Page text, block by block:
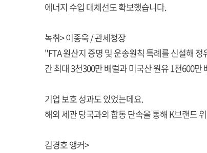
에너지 수입 대체선도 확보했습니다.
녹취> 이종욱 / 관세청장
"FTA 원산지 증명 및 운송원칙 특례를 신설해
간 최대 3천300만 배럴과 미국산 원유 1천600
기업 보호 성과도 있었는데요.
해외 세관 당국과의 합동 단속을 통해 K브랜드
김경호 앵커>